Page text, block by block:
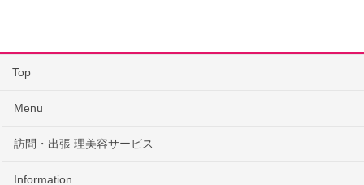
Top
Menu
訪問・出張 理美容サービス
Information